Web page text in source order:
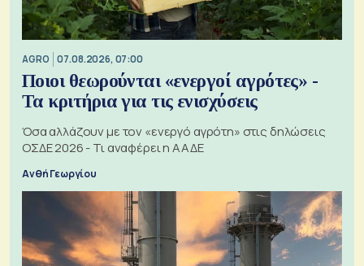
AGRO 07.08.2026, 07:00
Ποιοι θεωρούνται «ενεργοί αγρότες» -
Τα κριτήρια για τις ενισχύσεις
Όσα αλλάζουν με τον «ενεργό αγρότη» στις δηλώσεις
ΟΣΔΕ 2026 - Τι αναφέρει η ΑΑΔΕ
Ανθή Γεωργίου